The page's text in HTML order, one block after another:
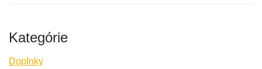
Kategórie
Doplnky